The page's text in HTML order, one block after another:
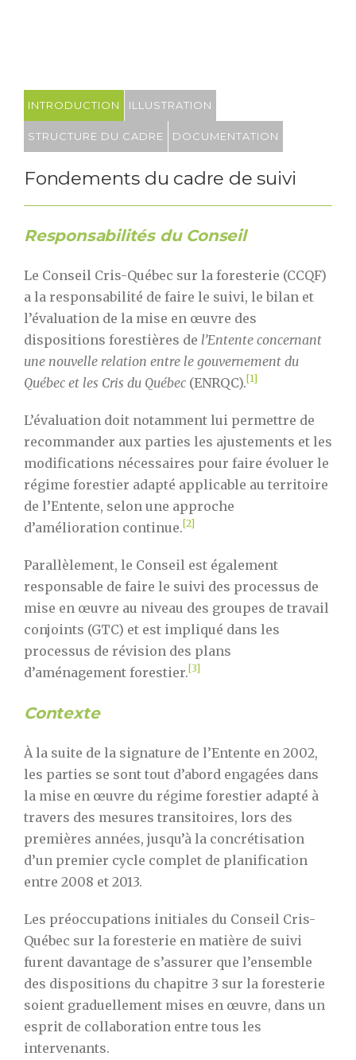
INTRODUCTION ILLUSTRATION
STRUCTURE DU CADRE DOCUMENTATION
Fondements du cadre de suivi
Responsabilités du Conseil
Le Conseil Cris-Québec sur la foresterie (CCQF)
a la responsabilité de faire le suivi, le bilan et
l’évaluation de la mise en œuvre des
dispositions forestières de l’Entente concernant
une nouvelle relation entre le gouvernement du
Québec et les Cris du Québec (ENRQC).[1]
L’évaluation doit notamment lui permettre de
recommander aux parties les ajustements et les
modifications nécessaires pour faire évoluer le
régime forestier adapté applicable au territoire
de l’Entente, selon une approche
d’amélioration continue.[2]
Parallèlement, le Conseil est également
responsable de faire le suivi des processus de
mise en œuvre au niveau des groupes de travail
conjoints (GTC) et est impliqué dans les
processus de révision des plans
d’aménagement forestier.[3]
Contexte
À la suite de la signature de l’Entente en 2002,
les parties se sont tout d’abord engagées dans
la mise en œuvre du régime forestier adapté à
travers des mesures transitoires, lors des
premières années, jusqu’à la concrétisation
d’un premier cycle complet de planification
entre 2008 et 2013.
Les préoccupations initiales du Conseil Cris-
Québec sur la foresterie en matière de suivi
furent davantage de s’assurer que l’ensemble
des dispositions du chapitre 3 sur la foresterie
soient graduellement mises en œuvre, dans un
esprit de collaboration entre tous les
intervenants.